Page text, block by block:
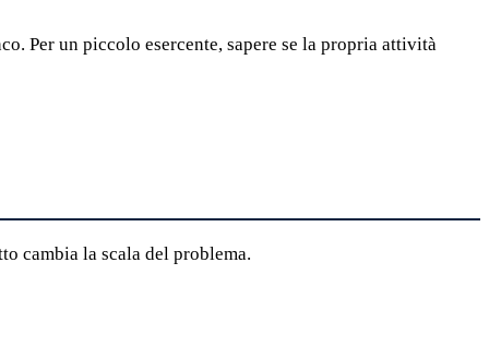
Per un piccolo esercente, sapere se la propria attività
cambia la scala del problema.